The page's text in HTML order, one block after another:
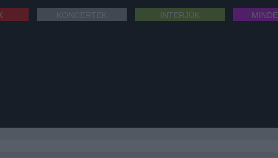
INTERJÚK